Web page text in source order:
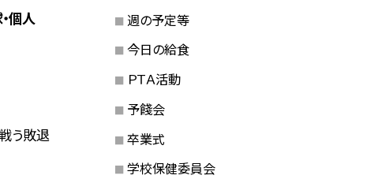
個人
う敗退
週の予定等
今日の給食
ＰＴＡ活動
予餞会
卒業式
学校保健委員会